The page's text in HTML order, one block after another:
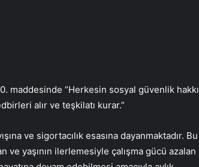
maddesinde “Herkesin sosyal güvenlik hakkı
alır ve teşkilatı kurar.”
ve sigortacılık esasına dayanmaktadır. Bu
ve yaşının ilerlemesiyle çalışma gücü azalan